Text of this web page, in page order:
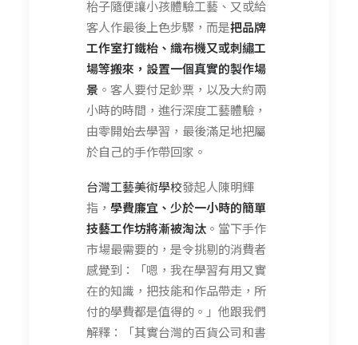
枱子隨便讓小孩體驗工藝、又或給
客人作最後上色步驟，而是把品牌
工作室打鐵枱、織布機又或刺繡工
場等搬來，設置一個真實的製作場
景 。客人要付足鈔票，以及大約兩
小時的時間，進行深度工藝體驗，
由零開始去學習，最後滿足地把屬
於自己的手作帶回家。
台灣工藝美術學校發起人陳明輝
指， 學費廉宜、少於一小時的簡單
技藝工作坊將漸被淘汰 。當下手作
市場最需要的，是令挑剔的消費者
感覺到：「嗯，我在學習有用又實
在的知識，把技能和作品帶走，所
付的學費都是值得的。」他跟我們
解釋：「其實台灣的百貨公司和書